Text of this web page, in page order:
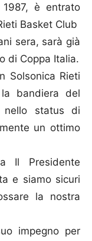
è entrato
Basket Club
sera, sarà già
di Coppa Italia.
Solsonica Rieti
bandiera del
nello status di
un ottimo
Il Presidente
e siamo sicuri
la nostra
impegno per